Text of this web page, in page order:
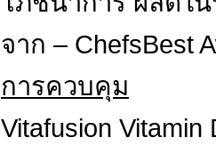
จาก – ChefsBest
การควบคุม
Vitafusion